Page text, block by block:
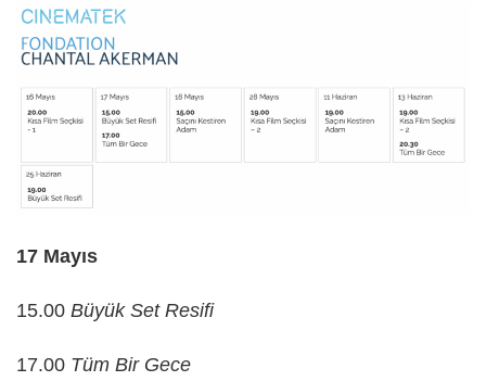
17 Mayıs
15.00 Büyük Set Resifi
17.00 Tüm Bir Gece